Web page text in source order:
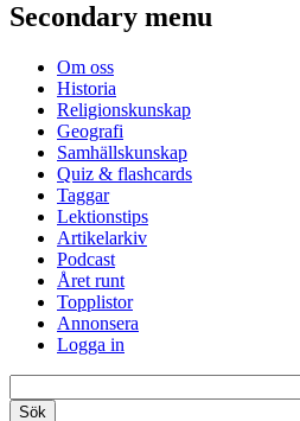
Secondary menu
Om oss
Historia
Religionskunskap
Geografi
Samhällskunskap
Quiz & flashcards
Taggar
Lektionstips
Artikelarkiv
Podcast
Året runt
Topplistor
Annonsera
Logga in